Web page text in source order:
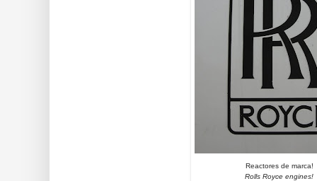
Reactores de marca!
Rolls Royce engines!